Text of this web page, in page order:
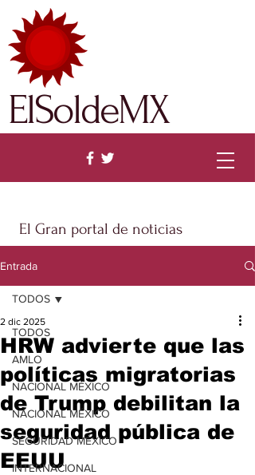
El Gran portal de noticias
ElSoldeMX
Entrada
TODOS
AMLO
NACIONAL MÉXICO
NACIONAL MÉXICO
SEGURIDAD MÉXICO
INTERNACIONAL
TODOS
HRW advierte que las
políticas migratorias
de Trump debilitan la
seguridad pública de
EEUU
2 dic 2025